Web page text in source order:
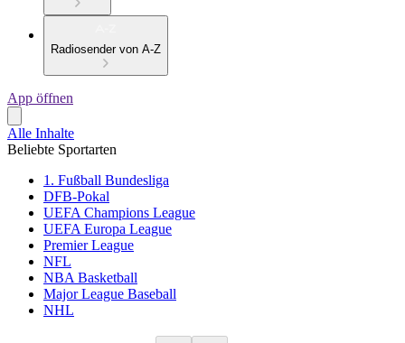
Radiosender von A-Z
App öffnen
Alle Inhalte
Beliebte Sportarten
1. Fußball Bundesliga
DFB-Pokal
UEFA Champions League
UEFA Europa League
Premier League
NFL
NBA Basketball
Major League Baseball
NHL